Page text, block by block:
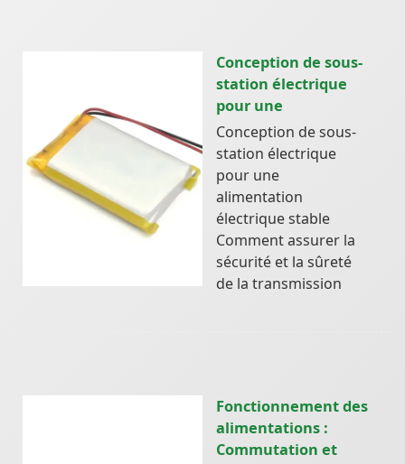
Conception de sous-
station électrique
pour une
Conception de sous-
station électrique
pour une
alimentation
électrique stable
Comment assurer la
sécurité et la sûreté
de la transmission
Fonctionnement des
alimentations :
Commutation et